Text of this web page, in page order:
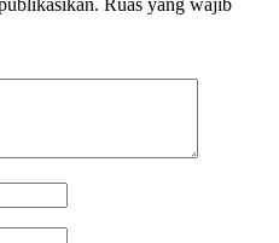
Ruas yang wajib